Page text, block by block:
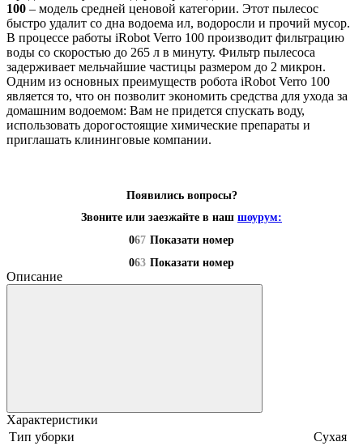
100 – модель средней ценовой категории. Этот пылесос
быстро удалит со дна водоема ил, водоросли и прочий мусор.
В процессе работы iRobot Verro 100 производит фильтрацию
воды со скоростью до 265 л в минуту. Фильтр пылесоса
задерживает мельчайшие частицы размером до 2 микрон.
Одним из основных преимуществ робота iRobot Verro 100
является то, что он позволит экономить средства для ухода за
домашним водоемом: Вам не придется спускать воду,
использовать дорогостоящие химические препараты и
приглашать клининговые компании.
Появились вопросы?
Звоните или заезжайте в наш шоурум:
067 Показати номер
063 Показати номер
Описание
Характеристики
Тип уборки
Сухая